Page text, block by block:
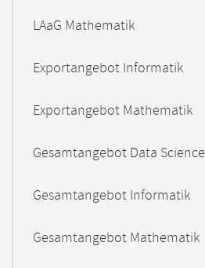
LAaG Mathematik
Exportangebot Informatik
Exportangebot Mathematik
Gesamtangebot Data Science
Gesamtangebot Informatik
Gesamtangebot Mathematik